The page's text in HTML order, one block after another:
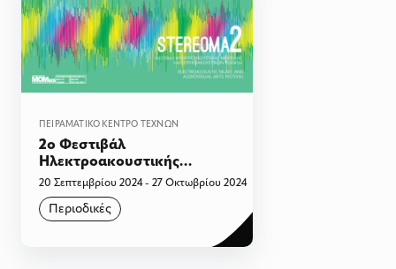
ΠΕΙΡΑΜΑΤΙΚΌ ΚΈΝΤΡΟ ΤΕΧΝΏΝ
2ο Φεστιβάλ
Ηλεκτροακουστικής
Μουσικής και
Οπτικοακουστικών Τεχνών
«Stereoma»
20 Σεπτεμβρίου 2024 - 27 Οκτωβρίου 2024
Περιοδικές